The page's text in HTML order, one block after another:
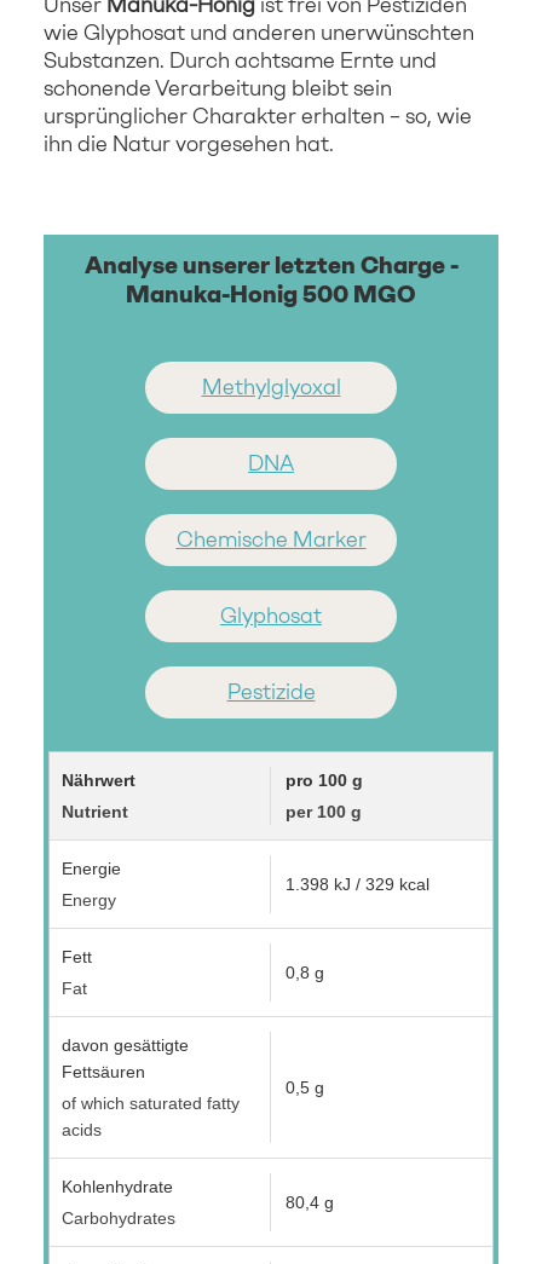
wie Glyphosat und anderen unerwünschten
Substanzen. Durch achtsame Ernte und
schonende Verarbeitung bleibt sein
ursprünglicher Charakter erhalten – so, wie
ihn die Natur vorgesehen hat.
Analyse unserer letzten Charge -
Manuka-Honig 500 MGO
Methylglyoxal
DNA
Chemische Marker
Glyphosat
Pestizide
Nährwert
Nutrient
pro 100 g
per 100 g
Energie
Energy
1.398 kJ / 329 kcal
Fett
Fat
0,8 g
davon gesättigte
Fettsäuren
of which saturated fatty
acids
0,5 g
Kohlenhydrate
Carbohydrates
80,4 g